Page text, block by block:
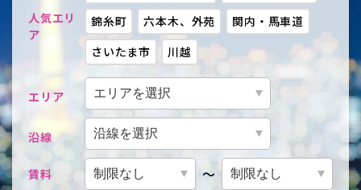
人気エリ
ア
錦糸町
六本木、外苑
関内・馬車道
さいたま市
川越
エリア
沿線
賃料 ～